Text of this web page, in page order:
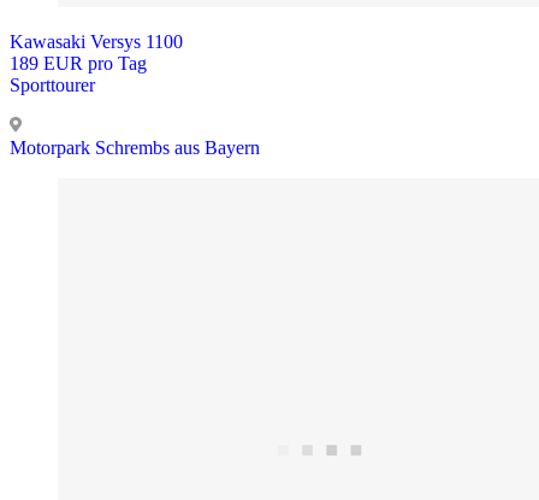
Kawasaki Versys 1100
189 EUR pro Tag
Sporttourer
Motorpark Schrembs aus Bayern